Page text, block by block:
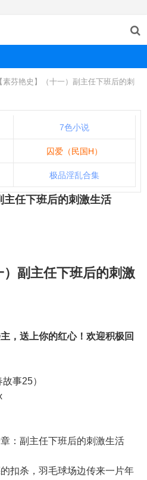
素芬艳史】（十一）副主任下班后的刺
7色小说
囚爱（民国H）
极品淫乱合集
主任下班后的刺激生活
）副主任下班后的刺激
，送上你的红心！欢迎积极回
事25）
下班后的刺激生活
杀，羽毛球场边传来一片年